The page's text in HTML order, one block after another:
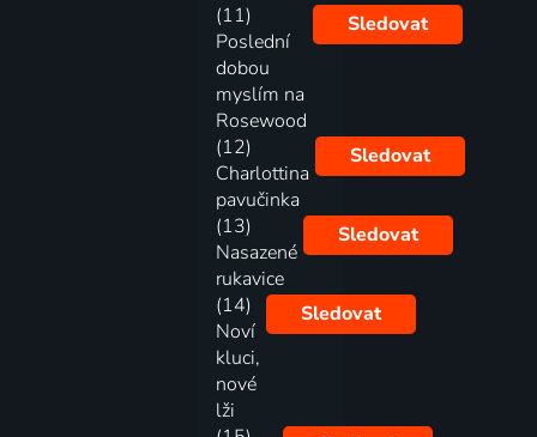
(11)
Poslední
dobou
myslím na
Rosewood
Sledovat
(12)
Charlottina
pavučinka
Sledovat
(13)
Nasazené
rukavice
Sledovat
(14)
Noví
kluci,
nové
lži
Sledovat